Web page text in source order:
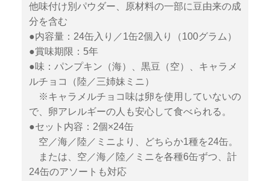
他味付け別パウダー、原材料の一部に豆由来の成
分を含む
●内容量：24缶入り／1缶2個入り（100グラム）
●賞味期限：5年
●味：パンプキン（海）、黒豆（空）、キャラメ
ルチョコ（陸／三姉妹ミニ）
※キャラメルチョコ味は卵を使用していないの
で、卵アレルギーの人も安心して食べられる。
●セット内容：2個×24缶
空／海／陸／ミニより、どちらか1種を24缶。
または、空／海／陸／ミニを各種6缶ずつ、計
24缶のアソートも対応